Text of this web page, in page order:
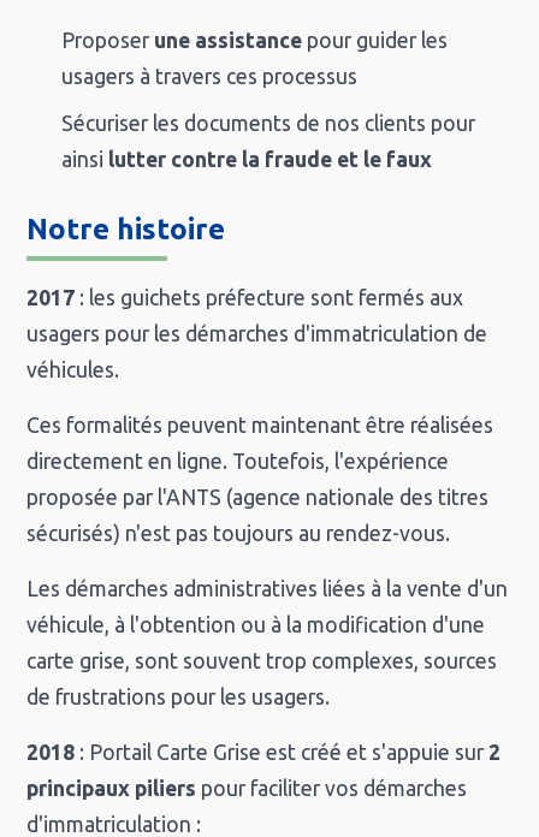
Proposer une assistance pour guider les
usagers à travers ces processus
Sécuriser les documents de nos clients pour
ainsi lutter contre la fraude et le faux
Notre histoire
2017 : les guichets préfecture sont fermés aux
usagers pour les démarches d'immatriculation de
véhicules.
Ces formalités peuvent maintenant être réalisées
directement en ligne. Toutefois, l'expérience
proposée par l'ANTS (agence nationale des titres
sécurisés) n'est pas toujours au rendez-vous.
Les démarches administratives liées à la vente d'un
véhicule, à l'obtention ou à la modification d'une
carte grise, sont souvent trop complexes, sources
de frustrations pour les usagers.
2018 : Portail Carte Grise est créé et s'appuie sur 2
principaux piliers pour faciliter vos démarches
d'immatriculation :